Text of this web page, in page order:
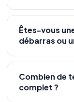
Êtes-vous
débarras ou
Combien de
complet ?